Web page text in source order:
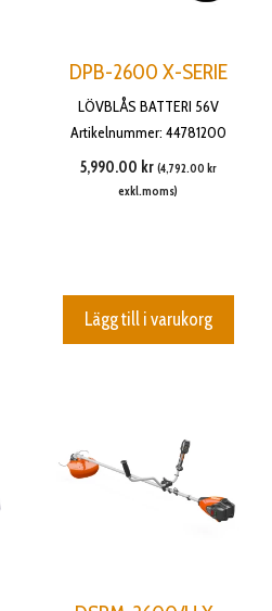
DPB-2600 X-SERIE
LÖVBLÅS BATTERI 56V
Artikelnummer: 44781200
5,990.00 kr (4,792.00 kr
exkl.moms)
Lägg till i varukorg